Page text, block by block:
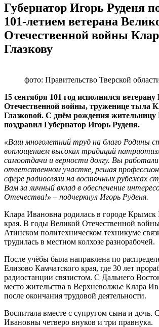
Губернатор Игорь Руденя
101-летием ветерана
Отечественной войны
Глазкову
фото: Правительство Тверской
15 сентября 101 год исполнился
Отечественной войны, труженице тыла
Глазковой. С днём рождения жительницу
поздравил Губернатор Игорь Руденя.
«Ваш многолетний труд на благо Родины
воплощением высоких традиций
самоотдачи и верности долгу. Вы
ответственном участке, решая
сфере радиосвязи на восточных рубежах
Вам за личный вклад в обеспечение
Отечества!» – подчеркнул Игорь Руденя.
Клара Ивановна родилась в городе Крымск
края. В годы Великой Отечественной
Атинском политехническом техникуме
трудилась в местном колхозе разнорабочей.
После учёбы была направлена по
Елизово Камчатского края, где 30 лет
радиостанции связистом. С Дальнего
место жительства в Верхневолжье Клара
после окончания трудовой деятельности.
Воспитала вместе с супругом сына и дочь.
Ивановны четверо внуков и три правнука.